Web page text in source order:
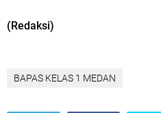
(Redaksi)
BAPAS KELAS 1 MEDAN